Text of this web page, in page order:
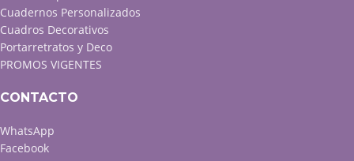
Cuadernos Personalizados
Cuadros Decorativos
Portarretratos y Deco
PROMOS VIGENTES
CONTACTO
WhatsApp
Facebook